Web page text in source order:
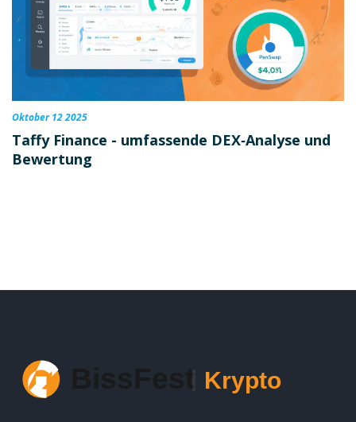
Oktober 12 2025
Taffy Finance - umfassende DEX‑Analyse und
Bewertung